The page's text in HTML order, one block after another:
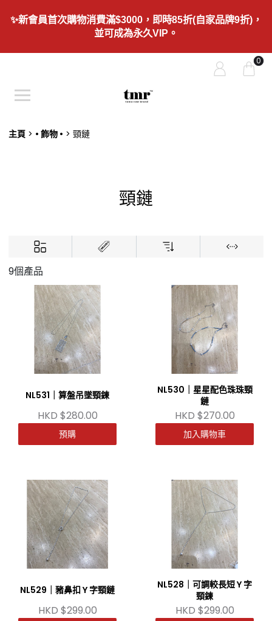
✨新會員首次購物消費滿$3000，即時85折(自家品牌9折)，
並可成為永久VIP。
0
主頁 • 飾物 • 頸鏈
頸鏈
9個產品
NL531｜算盤吊墜頸鍊
HKD $280.00
預購
NL530｜星星配色珠珠頸
鏈
HKD $270.00
加入購物車
NL529｜豬鼻扣 Y 字頸鏈
HKD $299.00
NL528｜可調較長短 Y 字
頸鍊
HKD $299.00